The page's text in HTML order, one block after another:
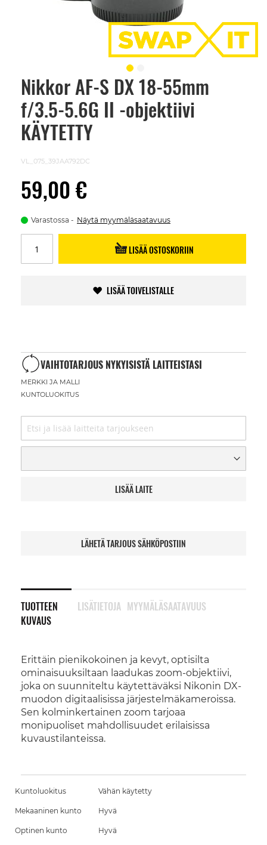
Nikkor AF-S DX 18-55mm
f/3.5-5.6G II -objektiivi
KÄYTETTY
VL_075_39JAA792DC
59,00 €
Varastossa Näytä myymäläsaatavuus
LISÄÄ OSTOSKORIIN
LISÄÄ TOIVELISTALLE
VAIHTOTARJOUS NYKYISISTÄ LAITTEISTASI
MERKKI JA MALLI
KUNTOLUOKITUS
LISÄÄ LAITE
LÄHETÄ TARJOUS SÄHKÖPOSTIIN
TUOTTEEN
KUVAUS
Erittäin pienikokoinen ja kevyt, optisilta
ominaisuuksiltaan laadukas zoom-objektiivi,
joka on suunniteltu käytettäväksi Nikonin DX-
muodon digitaalisissa järjestelmäkameroissa.
Sen kolminkertainen zoom tarjoaa
monipuoliset mahdollisuudet erilaisissa
kuvaustilanteissa.
LISÄTIETOJA MYYMÄLÄSAATAVUUS
Skip
beginning
images
Kuntoluokitus Vähän käytetty
Mekaaninen kunto Hyvä
Optinen kunto Hyvä